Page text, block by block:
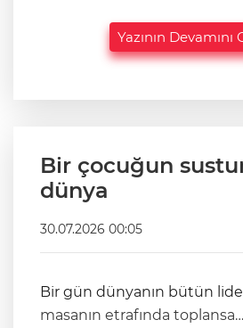
Yazının Devamını
Bir çocuğun
dünya
30.07.2026 00:05
Bir gün dünyanın bütün
masanın etrafında